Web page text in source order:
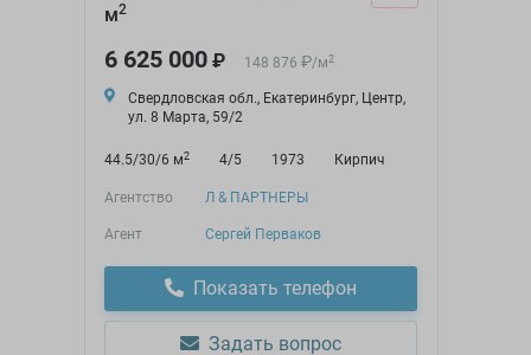
м2
6 625 000₽ 148 876 ₽/м2
Свердловская обл., Екатеринбург, Центр,
ул. 8 Марта, 59/2
44.5/30/6 м2 4/5 1973 Кирпич
Агентство Л & ПАРТНЕРЫ
Агент Сергей Перваков
Показать телефон
Задать вопрос